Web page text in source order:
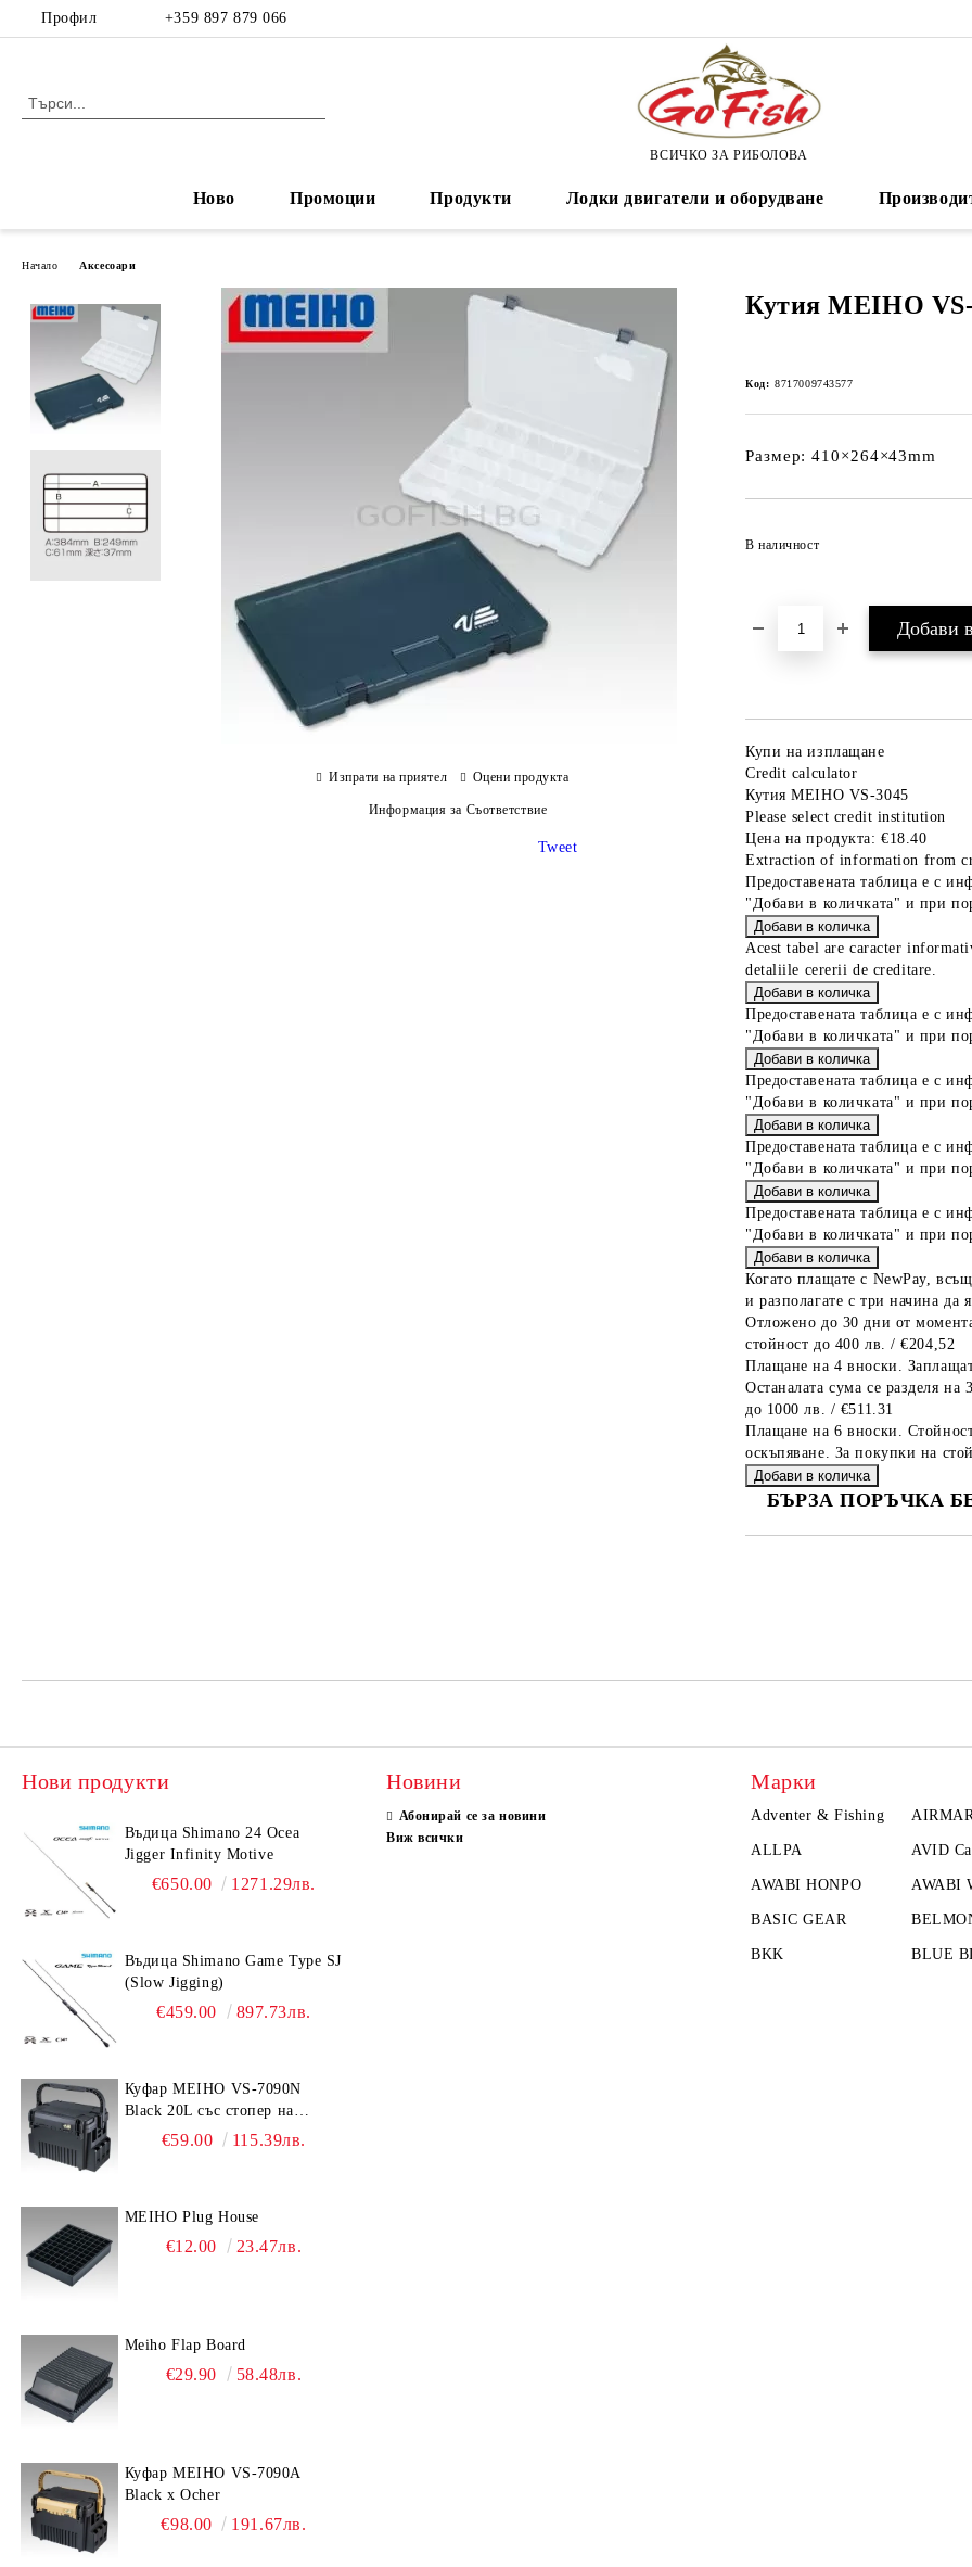
Профил +359 897 879 066
ВСИЧКО ЗА РИБОЛОВА
Ново Промоции Продукти Лодки двигатели и оборудване
Начало Аксесоари
Кутия MEIHO
Код: 8717009743577
Размер: 410×264×43mm
В наличност
Купи на изплащане
Credit calculator
Кутия MEIHO VS-3045
Please select credit institution
Цена на продукта: €18.40
Extraction of information from
Предоставената таблица е с
"Добави в количката" и при
Acest tabel are caracter
detaliile cererii de creditare.
Предоставената таблица е с
"Добави в количката" и при
Предоставената таблица е с
"Добави в количката" и при
Предоставената таблица е с
"Добави в количката" и при
Предоставената таблица е с
"Добави в количката" и при
Когато плащате с NewPay,
и разполагате с три начина да
Отложено до 30 дни от
стойност до 400 лв. / €204,52
Плащане на 4 вноски.
Останалата сума се разделя
до 1000 лв. / €511.31
Плащане на 6 вноски.
оскъпяване. За покупки на
БЪРЗА ПОРЪЧКА
Изпрати на приятел Оцени продукта
Информация за Съответствие
Tweet
Нови продукти
Въдица Shimano 24 Ocea
Jigger Infinity Motive
€650.00 1271.29лв.
Въдица Shimano Game Type SJ
(Slow Jigging)
€459.00 897.73лв.
Куфар MEIHO VS-7090N
Black 20L със стопер на
дръжката€59.00 115.39лв.
MEIHO Plug House
€12.00 23.47лв.
Meiho Flap Board
€29.90 58.48лв.
Куфар MEIHO VS-7090A
Black x Ocher
€98.00 191.67лв.
Новини
Абонирай се за новини
Виж всички
Марки
Adventer & Fishing
ALLPA AVID
AWABI HONPO AWABI
BASIC GEAR
BKK BLUE